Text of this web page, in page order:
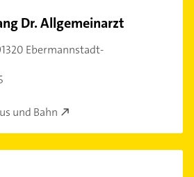
Dr. Allgemeinarzt
Ebermannstadt-
und Bahn